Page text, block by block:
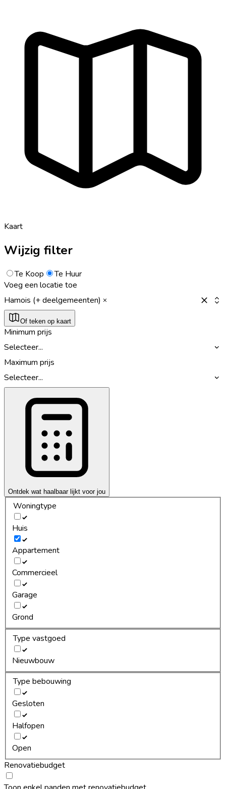
Kaart
Wijzig filter
Te Koop
Te Huur
Voeg een locatie toe
Hamois (+ deelgemeenten)
Of teken op kaart
Minimum prijs
Selecteer...
Maximum prijs
Selecteer...
Ontdek wat haalbaar lijkt voor jou
Woningtype
Huis
Appartement
Commercieel
Garage
Grond
Type vastgoed
Nieuwbouw
Type bebouwing
Gesloten
Halfopen
Open
Renovatiebudget